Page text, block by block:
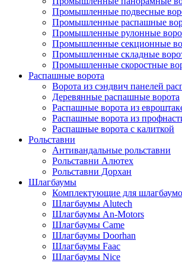
Промышленные подвесные
Промышленные распашные
Промышленные рулонные
Промышленные секционные
Промышленные складные
Промышленные скоростные
Распашные ворота
Ворота из сэндвич панелей
Деревянные распашные ворота
Распашные ворота из
Распашные ворота из
Распашные ворота с калиткой
Рольставни
Антивандальные рольставни
Рольставни Алютех
Рольставни Дорхан
Шлагбаумы
Комплектующие для
Шлагбаумы Alutech
Шлагбаумы An-Motors
Шлагбаумы Came
Шлагбаумы Doorhan
Шлагбаумы Faac
Шлагбаумы Nice